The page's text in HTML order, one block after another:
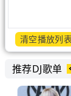
清空播放列表
推荐DJ歌单